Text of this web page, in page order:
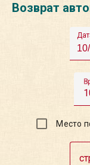
Возврат
Место